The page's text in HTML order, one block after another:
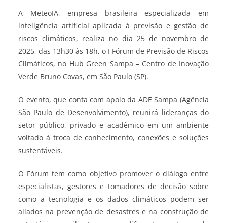
A MeteoIA, empresa brasileira especializada em
inteligência artificial aplicada à previsão e gestão de
riscos climáticos, realiza no dia 25 de novembro de
2025, das 13h30 às 18h, o I Fórum de Previsão de Riscos
Climáticos, no Hub Green Sampa – Centro de Inovação
Verde Bruno Covas, em São Paulo (SP).
O evento, que conta com apoio da ADE Sampa (Agência
São Paulo de Desenvolvimento), reunirá lideranças do
setor público, privado e acadêmico em um ambiente
voltado à troca de conhecimento, conexões e soluções
sustentáveis.
O Fórum tem como objetivo promover o diálogo entre
especialistas, gestores e tomadores de decisão sobre
como a tecnologia e os dados climáticos podem ser
aliados na prevenção de desastres e na construção de